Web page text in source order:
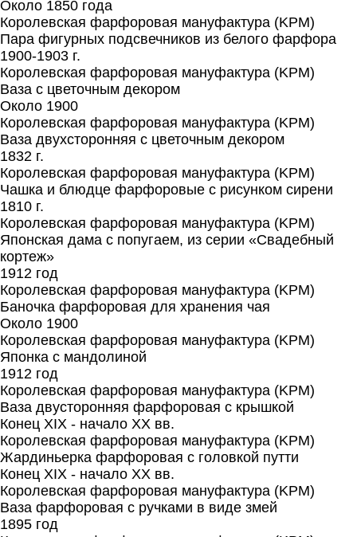
Около 1850 года
Королевская фарфоровая мануфактура (KPM)
Пара фигурных подсвечников из белого фарфора
1900-1903 г.
Королевская фарфоровая мануфактура (KPM)
Ваза с цветочным декором
Около 1900
Королевская фарфоровая мануфактура (KPM)
Ваза двухсторонняя с цветочным декором
1832 г.
Королевская фарфоровая мануфактура (KPM)
Чашка и блюдце фарфоровые с рисунком сирени
1810 г.
Королевская фарфоровая мануфактура (KPM)
Японская дама с попугаем, из серии «Свадебный
кортеж»
1912 год
Королевская фарфоровая мануфактура (KPM)
Баночка фарфоровая для хранения чая
Около 1900
Королевская фарфоровая мануфактура (KPM)
Японка с мандолиной
1912 год
Королевская фарфоровая мануфактура (KPM)
Ваза двусторонняя фарфоровая с крышкой
Конец XIX - начало XX вв.
Королевская фарфоровая мануфактура (KPM)
Жардиньерка фарфоровая с головкой путти
Конец XIX - начало XX вв.
Королевская фарфоровая мануфактура (KPM)
Ваза фарфоровая с ручками в виде змей
1895 год